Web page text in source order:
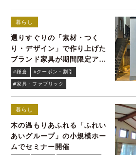
暮らし
選りすぐりの「素材・つく
り・デザイン」で作り上げた
ブランド家具が期間限定アウ
トレット
#鎌倉 #クーポン・割引
#家具・ファブリック
暮らし
木の温もりあふれる「ふれい
あいグループ」の小規模ホー
ムでセミナー開催